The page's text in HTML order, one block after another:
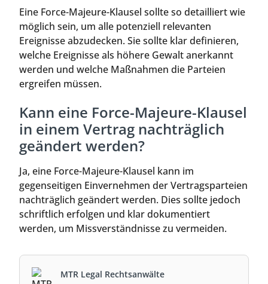
Eine Force-Majeure-Klausel sollte so detailliert wie
möglich sein, um alle potenziell relevanten
Ereignisse abzudecken. Sie sollte klar definieren,
welche Ereignisse als höhere Gewalt anerkannt
werden und welche Maßnahmen die Parteien
ergreifen müssen.
Kann eine Force-Majeure-Klausel
in einem Vertrag nachträglich
geändert werden?
Ja, eine Force-Majeure-Klausel kann im
gegenseitigen Einvernehmen der Vertragsparteien
nachträglich geändert werden. Dies sollte jedoch
schriftlich erfolgen und klar dokumentiert
werden, um Missverständnisse zu vermeiden.
MTR Legal Rechtsanwälte